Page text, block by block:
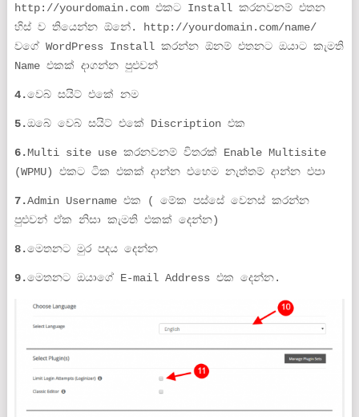
http://yourdomain.com එකට Install කරනවනම් එතන
හිස් ව තියෙන්න ඕනේ. http://yourdomain.com/name/
වගේ WordPress Install කරන්න ඕනම් එතනට ඔයාට කැමති
Name එකක් දාගන්න පුළුවන්
4.වෙබ් සයිට් එකේ නම
5.ඔබේ වෙබ් සයිට් එකේ Discription එක
6.Multi site use කරනවනම් විතරක් Enable Multisite
(WPMU) එකට ටික එකක් දාන්න එහෙම නැත්තම් දාන්න එපා
7.Admin Username එක ( මේක පස්සේ වෙනස් කරන්න
පුළුවන් ඒක නිසා කැමති එකක් දෙන්න)
8.මෙතනට මුර පදය දෙන්න
9.මෙතනට ඔයාගේ E-mail Address එක දෙන්න.